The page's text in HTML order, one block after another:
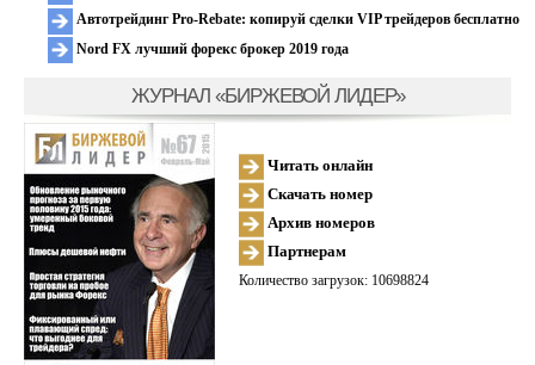
Автотрейдинг Pro-Rebate: копируй сделки VIP трейдеров бесплатно
Nord FX лучший форекс брокер 2019 года
ЖУРНАЛ «БИРЖЕВОЙ ЛИДЕР»
Читать онлайн
Скачать номер
Архив номеров
Партнерам
Количество загрузок: 10698824